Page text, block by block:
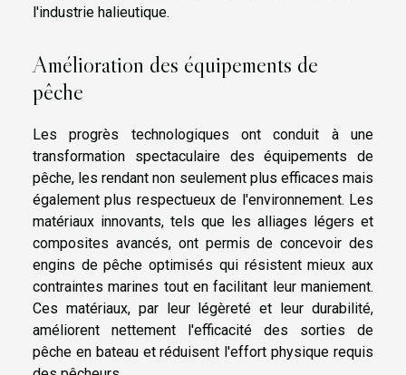
l'industrie halieutique.
Amélioration des équipements de
pêche
Les progrès technologiques ont conduit à une
transformation spectaculaire des équipements de
pêche, les rendant non seulement plus efficaces mais
également plus respectueux de l'environnement. Les
matériaux innovants, tels que les alliages légers et
composites avancés, ont permis de concevoir des
engins de pêche optimisés qui résistent mieux aux
contraintes marines tout en facilitant leur maniement.
Ces matériaux, par leur légèreté et leur durabilité,
améliorent nettement l'efficacité des sorties de
pêche en bateau et réduisent l'effort physique requis